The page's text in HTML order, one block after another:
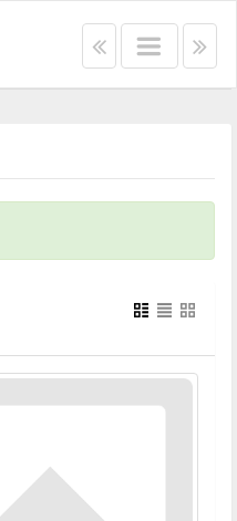
Left
bar
Main
menu
Right
menu
bar